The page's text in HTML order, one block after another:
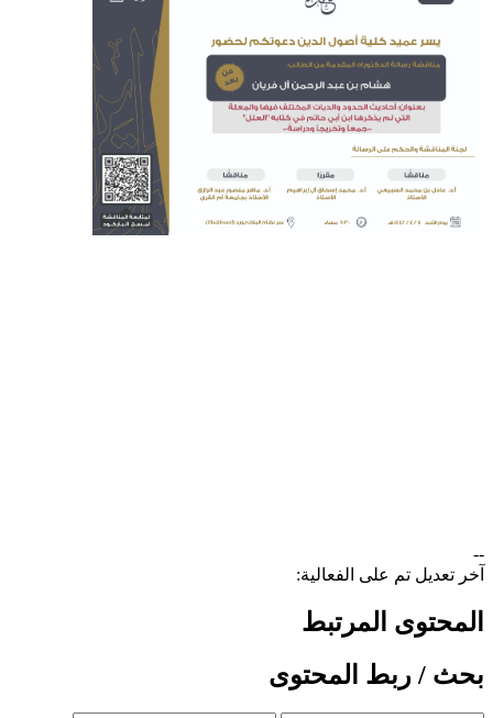
--
آخر تعديل تم على الفعالية:
المحتوى المرتبط
بحث / ربط المحتوى